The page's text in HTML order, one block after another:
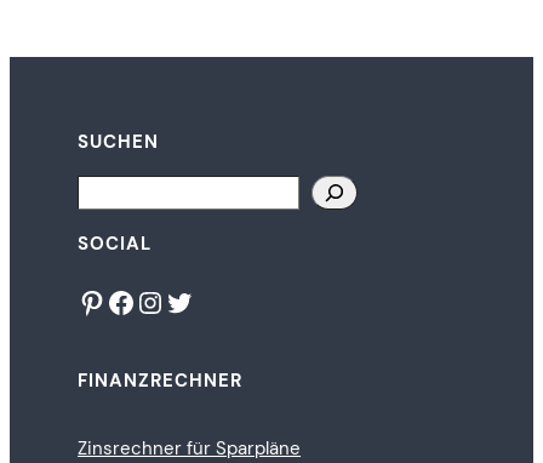
SUCHEN
SOCIAL
Pinterest Facebook Instagram Twitter
FINANZRECHNER
Zinsrechner für Sparpläne